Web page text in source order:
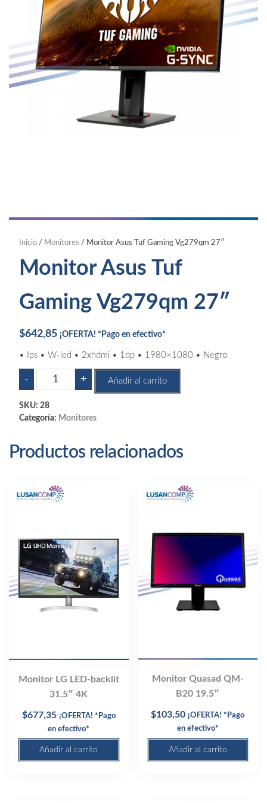
Inicio/ Monitores / Monitor Asus Tuf Gaming Vg279qm 27″
Monitor Asus Tuf
Gaming Vg279qm 27″
$642,85 ¡OFERTA! *Pago en efectivo*
• Ips • W-led • 2xhdmi • 1dp • 1980×1080 • Negro
-
Monitor
Asus
Tuf
Gaming
27"
cantidad
+ Añadir al carrito
SKU: 28
Categoría: Monitores
Productos relacionados
Monitor LG LED-backlit
31.5″ 4K
$677,35 ¡OFERTA! *Pago
en efectivo*
Añadir al carrito
Monitor Quasad QM-
B20 19.5″
$103,50 ¡OFERTA! *Pago
en efectivo*
Añadir al carrito